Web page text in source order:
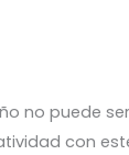
no puede
con